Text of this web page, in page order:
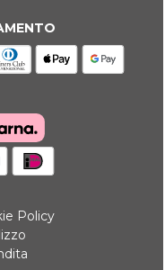
Policy